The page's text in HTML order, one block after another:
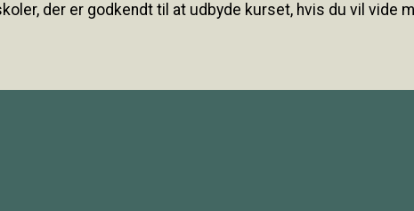
der er godkendt til at udbyde kurset, hvis du vil vide